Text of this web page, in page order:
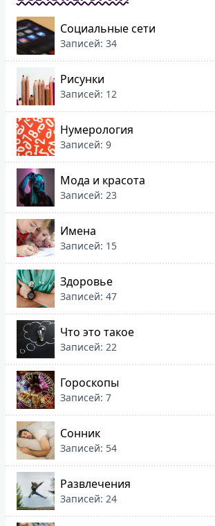
Социальные сети
Записей: 34
Рисунки
Записей: 12
Нумерология
Записей: 9
Мода и красота
Записей: 23
Имена
Записей: 15
Здоровье
Записей: 47
Что это такое
Записей: 22
Гороскопы
Записей: 7
Сонник
Записей: 54
Развлечения
Записей: 24